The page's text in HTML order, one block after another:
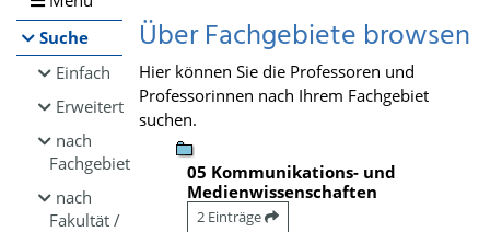
Suche
Einfach
Erweitert
nach
Fachgebiet
nach
Fakultät /
Über Fachgebiete browsen
Hier können Sie die Professoren und
Professorinnen nach Ihrem Fachgebiet
suchen.
05 Kommunikations- und
Medienwissenschaften
2 Einträge